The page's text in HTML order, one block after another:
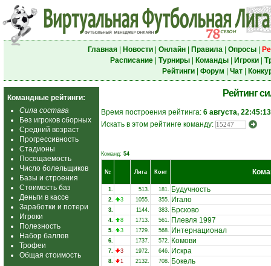
Главная| Новости| Онлайн| Правила| Опросы|
Расписание| Турниры| Команды| Игроки|
Рейтинги| Форум Чат|
Командные рейтинги:
Сила состава
Без игроков сборных
Средний возраст
Прогрессивность
Стадионы
Посещаемость
Число болельщиков
Базы и строения
Стоимость баз
Деньги в кассе
Заработки и потери
Игроки
Полезность
Набор баллов
Трофеи
Общая стоимость
Рейтинг
Время построения рейтинга: 6 августа, 22:45:13
Искать в этом рейтинге команду:
Команд: 54
№ Лига Конт
1. 513. 181. Будучность
2. 3 1055. 355. Игало
3. 1144. 383. Брсково
4. 8 1713. 561. Плевля 1997
5. 3 1729. 568. Интернационал
6. 1737. 572. Комови
7. 3 1972. 646. Искра
8. 1 2132. 708. Бокель